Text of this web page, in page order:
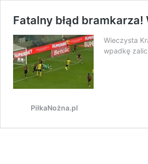
Fatalny błąd
Wieczysta
wpadkę
PiłkaNożna.pl